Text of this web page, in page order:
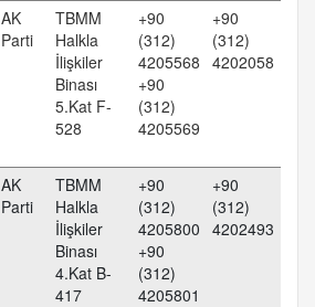
AK
Parti
TBMM
Halkla
İlişkiler
Binası
5.Kat F-
528
+90
(312)
4205568
+90
(312)
4205569
+90
(312)
4202058
AK
Parti
TBMM
Halkla
İlişkiler
Binası
4.Kat B-
417
+90
(312)
4205800
+90
(312)
4205801
+90
(312)
4202493